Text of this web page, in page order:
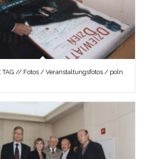
TAG // Fotos / Veranstaltungsfotos / poln.